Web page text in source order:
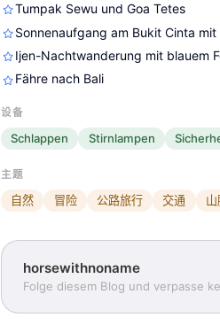
Tumpak Sewu und Goa Tetes
Sonnenaufgang am Bukit Cinta
Ijen-Nachtwanderung mit blauem
Fähre nach Bali
设备
Schlappen Stirnlampen
主题
自然 冒险 公路旅行 交通 山
horsewithnoname
Folge diesem Blog und verpasse